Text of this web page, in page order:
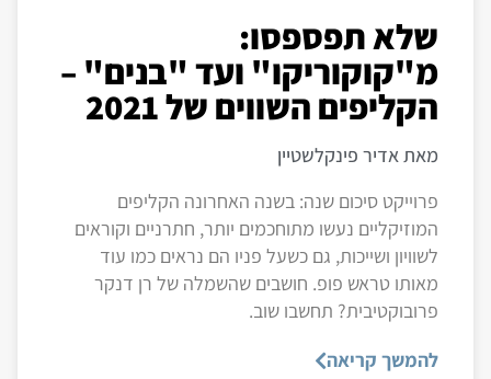
שלא תפספסו:
מ"קוקוריקו" ועד "בנים" –
הקליפים השווים של 2021
מאת אדיר פינקלשטיין
פרוייקט סיכום שנה: בשנה האחרונה הקליפים
המוזיקליים נעשו מתוחכמים יותר, חתרניים וקוראים
לשוויון ושייכות, גם כשעל פניו הם נראים כמו עוד
מאותו טראש פופ. חושבים שהשמלה של רן דנקר
פרובוקטיבית? תחשבו שוב.
להמשך קריאה